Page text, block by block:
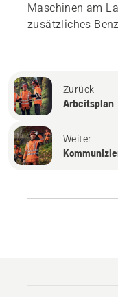
Maschinen am
zusätzliches
Zurück
Arbeitsplan
Weiter